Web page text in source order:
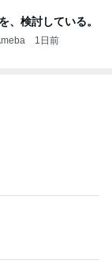
、検討している。
1日前